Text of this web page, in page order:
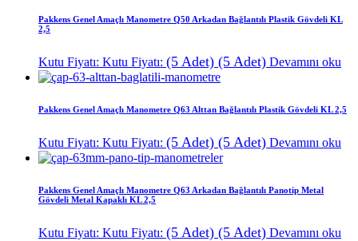
Pakkens Genel Amaçlı Manometre Q50 Arkadan Bağlantılı Plastik Gövdeli KL
2,5
Kutu Fiyatı: Kutu Fiyatı: (5 Adet) (5 Adet) Devamını oku
Pakkens Genel Amaçlı Manometre Q63 Alttan Bağlantılı Plastik Gövdeli KL 2,5
Kutu Fiyatı: Kutu Fiyatı: (5 Adet) (5 Adet) Devamını oku
Pakkens Genel Amaçlı Manometre Q63 Arkadan Bağlantılı Panotip Metal
Gövdeli Metal Kapaklı KL 2,5
Kutu Fiyatı: Kutu Fiyatı: (5 Adet) (5 Adet) Devamını oku